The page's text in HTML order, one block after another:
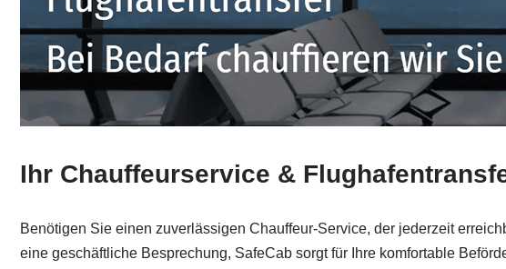
Ihr Chauffeurservice &
Benötigen Sie einen zuverlässigen Chauffeur-Service, der jederzeit
eine geschäftliche Besprechung, SafeCab sorgt für Ihre komfortable